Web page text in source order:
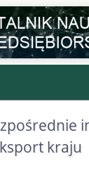
kraju